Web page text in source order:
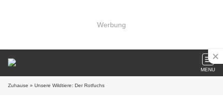
Werbung
MENU
Zuhause » Unsere Wildtiere: Der Rotfuchs